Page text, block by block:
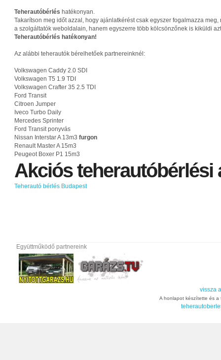
Teherautóbérlés hatékonyan.
Takarítson meg időt azzal, hogy ajánlatkérést csak egyszer fogalmazza
a szolgáltatók weboldalain, hanem egyszerre több kölcsönzőnek is kiküldi
Teherautóbérlés hatékonyan!
Az alábbi teherautók bérelhetőek partnereinknél:
Volkswagen Caddy 2.0 SDI
Volkswagen T5 1.9 TDI
Volkswagen Crafter 35 2.5 TDI
Ford Transit
Citroen Jumper
Iveco Turbo Daily
Mercedes Sprinter
Ford Transit ponyvás
Nissan Interstar A 13m3 furgon
Renault Master A 15m3
Peugeot Boxer P1 15m3
Akciósteherautóbérlési
Teherautó bérlés Budapest
Együttműködő partnereink
vissza
A honlapot készítette és